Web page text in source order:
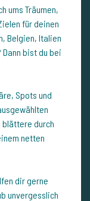
ums Träumen,
für deinen
Belgien, Italien
bist du bei
Spots und
blättere durch
netten
dir gerne
unvergesslich